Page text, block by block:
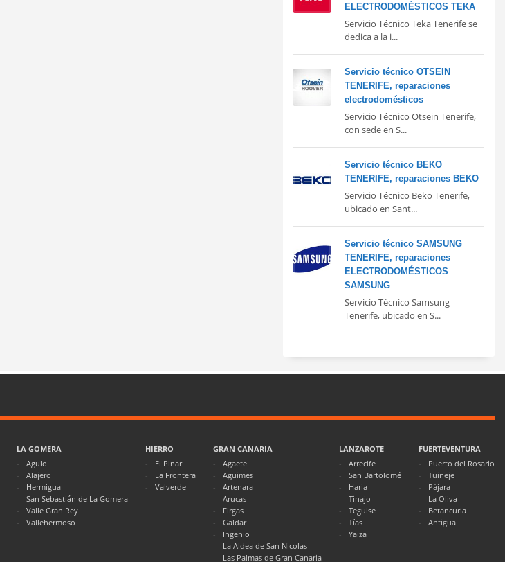
ELECTRODOMÉSTICOS TEKA
Servicio Técnico Teka Tenerife se
dedica a la i...
Servicio técnico OTSEIN
TENERIFE, reparaciones
electrodomésticos
Servicio Técnico Otsein Tenerife,
con sede en S...
Servicio técnico BEKO
TENERIFE, reparaciones BEKO
Servicio Técnico Beko Tenerife,
ubicado en Sant...
Servicio técnico SAMSUNG
TENERIFE, reparaciones
ELECTRODOMÉSTICOS
SAMSUNG
Servicio Técnico Samsung
Tenerife, ubicado en S...
LA GOMERA
Agulo
Alajero
Hermigua
San Sebastián de La Gomera
Valle Gran Rey
Vallehermoso
HIERRO
El Pinar
La Frontera
Valverde
GRAN CANARIA
Agaete
Agüimes
Artenara
Arucas
Firgas
Galdar
Ingenio
La Aldea de San Nicolas
Las Palmas de Gran Canaria
LANZAROTE
Arrecife
San Bartolomé
Haria
Tinajo
Teguise
Tías
Yaiza
FUERTEVENTURA
Puerto del Rosario
Tuineje
Pájara
La Oliva
Betancuria
Antigua